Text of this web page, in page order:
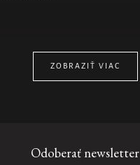
nadýchané
vlhkosť a
ZOBRAZIŤ VIAC
Odoberať newsletter